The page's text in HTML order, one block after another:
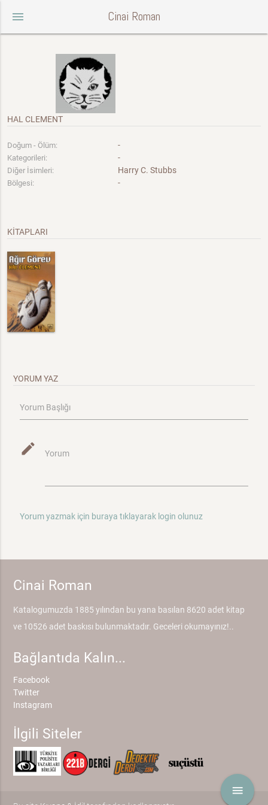
menu Cinai Roman
menu
HAL CLEMENT
Doğum - Ölüm: -
Kategorileri: -
Diğer İsimleri: Harry C. Stubbs
Bölgesi: -
KİTAPLARI
YORUM YAZ
Yorum Başlığı
mode_edit Yorum
Yorum yazmak için buraya tıklayarak login olunuz
Cinai Roman
Katalogumuzda 1885 yılından bu yana basılan 8620 adet kitap
ve 10526 adet baskısı bulunmaktadır. Geceleri okumayınız!..
Bağlantıda Kalın...
Facebook
Twitter
Instagram
İlgili Siteler